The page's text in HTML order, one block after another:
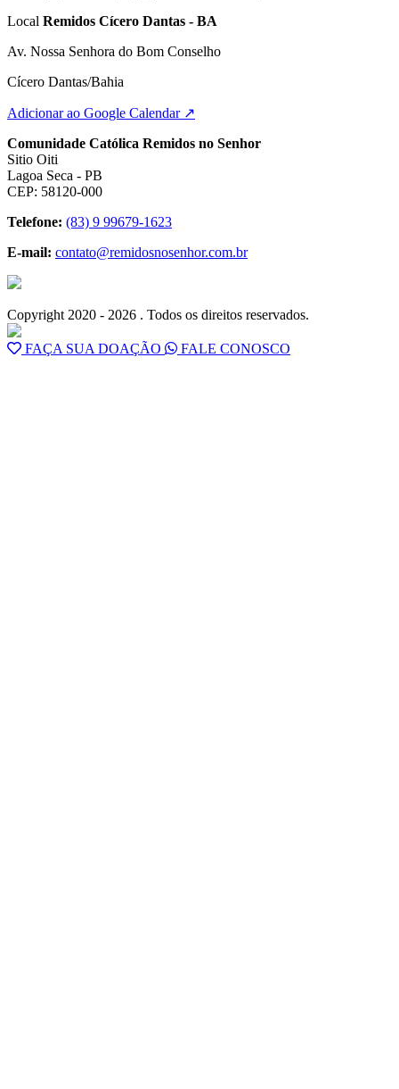
Local Remidos Cícero Dantas - BA
Av. Nossa Senhora do Bom Conselho
Cícero Dantas/Bahia
Adicionar ao Google Calendar ↗
Comunidade Católica Remidos no Senhor
Sitio Oiti
Lagoa Seca - PB
CEP: 58120-000
Telefone: (83) 9 99679-1623
E-mail: contato@remidosnosenhor.com.br
Copyright 2020 - 2026 . Todos os direitos reservados.
FAÇA SUA DOAÇÃO FALE CONOSCO